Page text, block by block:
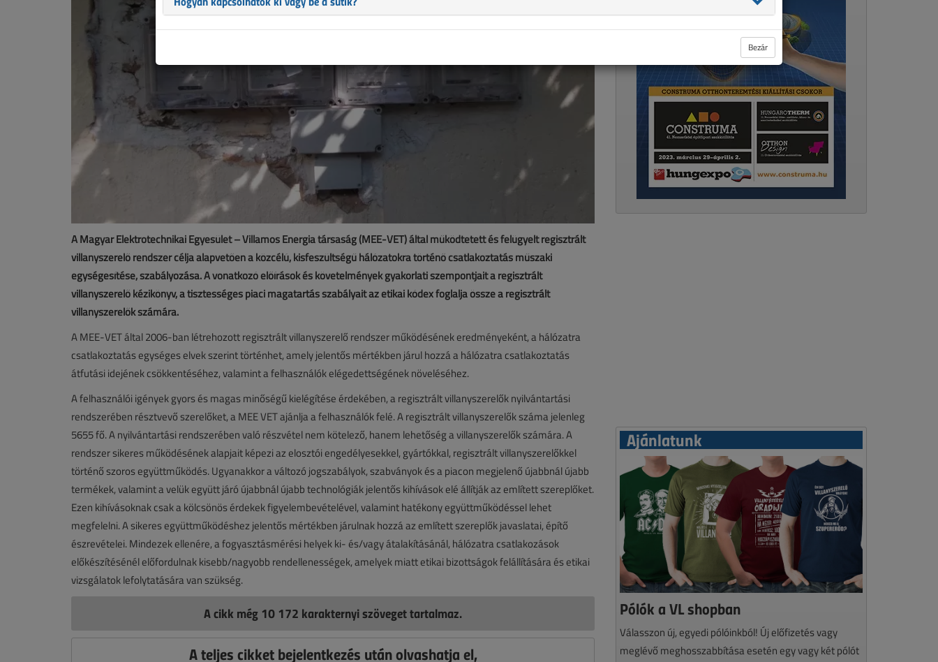
A Magyar Elektrotechnikai Egyesület – Villamos Energia társaság (MEE-VET) által működtetett és felügyelt regisztrált
villanyszerelő rendszer célja alapvetően a közcélú, kisfeszültségű hálózatokra történő csatlakoztatás műszaki
egységesítése, szabályozása. A vonatkozó előírások és követelmények gyakorlati szempontjait a regisztrált
villanyszerelő kézikönyv, a tisztességes piaci magatartás szabályait az etikai kódex foglalja össze a regisztrált
villanyszerelők számára.
A MEE-VET által 2006-ban létrehozott regisztrált villanyszerelő rendszer működésének eredményeként, a hálózatra
csatlakoztatás egységes elvek szerint történhet, amely jelentős mértékben járul hozzá a hálózatra csatlakoztatás
átfutási idejének csökkentéséhez, valamint a felhasználók elégedettségének növeléséhez.
A felhasználói igények gyors és magas minőségű kielégítése érdekében, a regisztrált villanyszerelők nyilvántartási
rendszerében résztvevő szerelőket, a MEE VET ajánlja a felhasználók felé. A regisztrált villanyszerelők száma jelenleg
5655 fő. A nyilvántartási rendszerében való részvétel nem kötelező, hanem lehetőség a villanyszerelők számára. A
rendszer sikeres működésének alapjait képezi az elosztói engedélyesekkel, gyártókkal, regisztrált villanyszerelőkkel
történő szoros együttműködés. Ugyanakkor a változó jogszabályok, szabványok és a piacon megjelenő újabbnál újabb
termékek, valamint a velük együtt járó újabbnál újabb technológiák jelentős kihívások elé állítják az említett szereplőket.
Ezen kihívásoknak csak a kölcsönös érdekek figyelembevételével, valamint hatékony együttműködéssel lehet
megfelelni. A sikeres együttműködéshez jelentős mértékben járulnak hozzá az említett szereplők javaslatai, építő
észrevételei. Mindezek ellenére, a fogyasztásmérési helyek ki- és/vagy átalakításánál, hálózatra csatlakozások
előkészítésénél előfordulnak kisebb/nagyobb rendellenességek, amelyek miatt etikai bizottságok felállítására és etikai
vizsgálatok lefolytatására van szükség.
A cikk még 10 172 karakternyi szöveget tartalmaz.
A teljes cikket bejelentkezés után olvashatja el,
Ajánlatunk
Pólók a VL shopban
Válasszon új, egyedi pólóinkból! Új előfizetés vagy
meglévő meghosszabbítása esetén egy vagy két pólót
Bezár